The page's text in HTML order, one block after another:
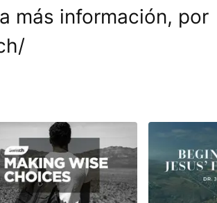
más información, por